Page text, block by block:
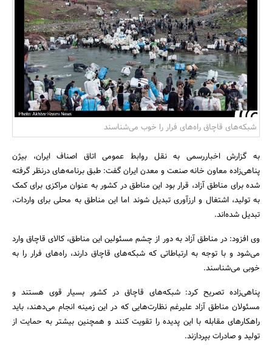
بانک، بیمه و سرمایه
مسکن و ساختمان
شبکه‌های قاچاق راه‌های فرار را خوب می‌شناسند
به گزارش اخباررسمی به نقل روابط عمومی اتاق اصناف ایران، بیژن
پناهی‌زاده معاون خانه صنعت و معدن ایران گفت:‌ ‌طبق برنامه‌های درنظر گرفته‌
شده برای مناطق آزاد، قرار بود این مناطق در کشور به عنوان مراکزی برای کمک
به تولید، اشتغال و ارزآوری تبدیل شوند اما این مناطق به محلی برای واردات،
تبدیل شده‌اند.
وی افزود: در مناطق آزاد به دور از چشم مسئولین این مناطق، کالای قاچاق وارد
می‌شود و با توجه به ارتباطاتی که شبکه‌های قاچاق دارند، ‌راه‌های فرار را به
خوبی می‌شناسند.
پناهی‌زاده تصریح کرد: ‌شبکه‌های قاچاق در کشور بسیار قوی هستند و
مسئولان مناطق آزاد علیرغم نظارت‌هایی که در این زمینه‌ انجام می‌دهند، باید
راهکارهای مقابله با این پدیده را تقویت کنند و همچنین بیشتر به حمایت از
تولید و صادرات بپردازند.